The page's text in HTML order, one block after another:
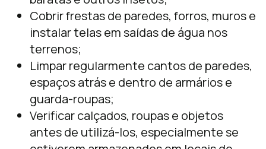
Cobrir frestas de paredes, forros, muros e
instalar telas em saídas de água nos
terrenos;
Limpar regularmente cantos de paredes,
espaços atrás e dentro de armários e
guarda-roupas;
Verificar calçados, roupas e objetos
antes de utilizá-los, especialmente se